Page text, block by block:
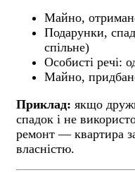
Майно,
Подарунки,
спільне)
Особисті речі:
Майно,
Приклад: якщо
спадок і не
ремонт — квартира
власністю.